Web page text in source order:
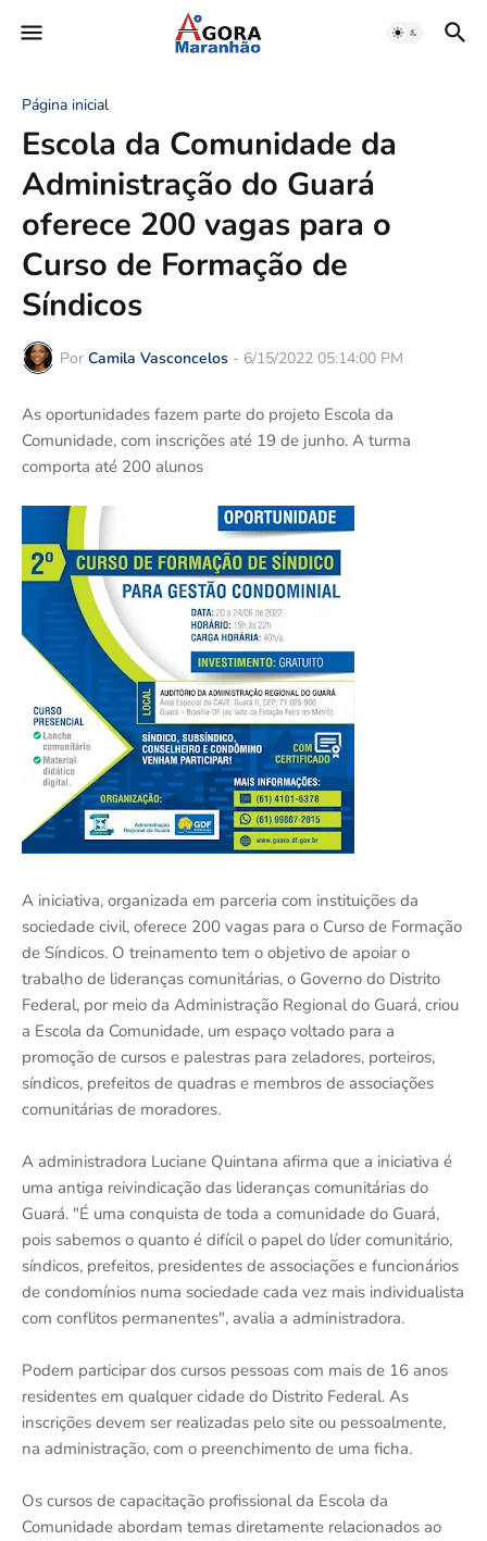
Página inicial
Escola da Comunidade da
Administração do Guará
oferece 200 vagas para o
Curso de Formação de
Síndicos
Por Camila Vasconcelos - 6/15/2022 05:14:00 PM
As oportunidades fazem parte do projeto Escola da
Comunidade, com inscrições até 19 de junho. A turma
comporta até 200 alunos
A iniciativa, organizada em parceria com instituições da
sociedade civil, oferece 200 vagas para o Curso de Formação
de Síndicos. O treinamento tem o objetivo de apoiar o
trabalho de lideranças comunitárias, o Governo do Distrito
Federal, por meio da Administração Regional do Guará, criou
a Escola da Comunidade, um espaço voltado para a
promoção de cursos e palestras para zeladores, porteiros,
síndicos, prefeitos de quadras e membros de associações
comunitárias de moradores.
A administradora Luciane Quintana afirma que a iniciativa é
uma antiga reivindicação das lideranças comunitárias do
Guará. "É uma conquista de toda a comunidade do Guará,
pois sabemos o quanto é difícil o papel do líder comunitário,
síndicos, prefeitos, presidentes de associações e funcionários
de condomínios numa sociedade cada vez mais individualista
com conflitos permanentes", avalia a administradora.
Podem participar dos cursos pessoas com mais de 16 anos
residentes em qualquer cidade do Distrito Federal. As
inscrições devem ser realizadas pelo site ou pessoalmente,
na administração, com o preenchimento de uma ficha.
Os cursos de capacitação profissional da Escola da
Comunidade abordam temas diretamente relacionados ao